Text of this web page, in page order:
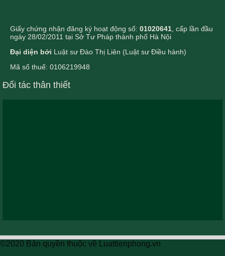
Giấy chứng nhận đăng ký hoạt động số: 01020641 , cấp lần đầu
ngày 28/02/2011 tại Sở Tư Pháp thành phố Hà Nội
Đại diện bởi Luật sư Đào Thị Liên (Luật sư Điều hành)
Mã số thuế: 0106219948
Đối tác thân thiết
©2020 Bản quyền thuộc về Luattienphong.vn